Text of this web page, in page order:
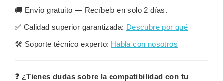
🚚 Envío gratuito — Recíbelo en solo 2 días.
✅ Calidad superior garantizada: Descubre por qué
🛠️ Soporte técnico experto: Habla con nosotros
❓ ¿Tienes dudas sobre la compatibilidad con tu